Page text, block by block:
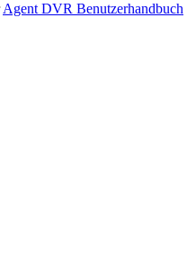
Agent DVR Benutzerhandbuch